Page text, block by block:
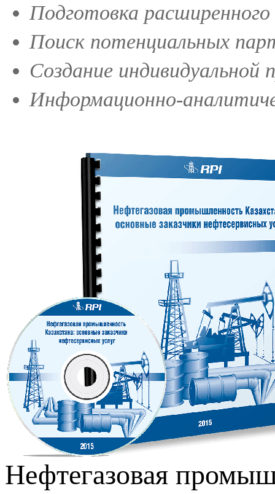
Подготовка
Поиск потенциальных
Создание индивидуальной
Информационно-
Нефтегазовая